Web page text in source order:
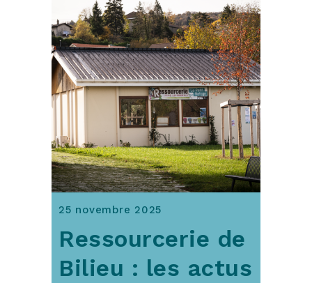
25 novembre 2025
Ressourcerie de
Bilieu : les actus